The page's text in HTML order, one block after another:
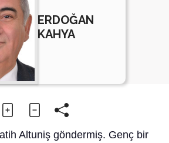
ERDOĞAN
KAHYA
Altuniş göndermiş. Genç bir